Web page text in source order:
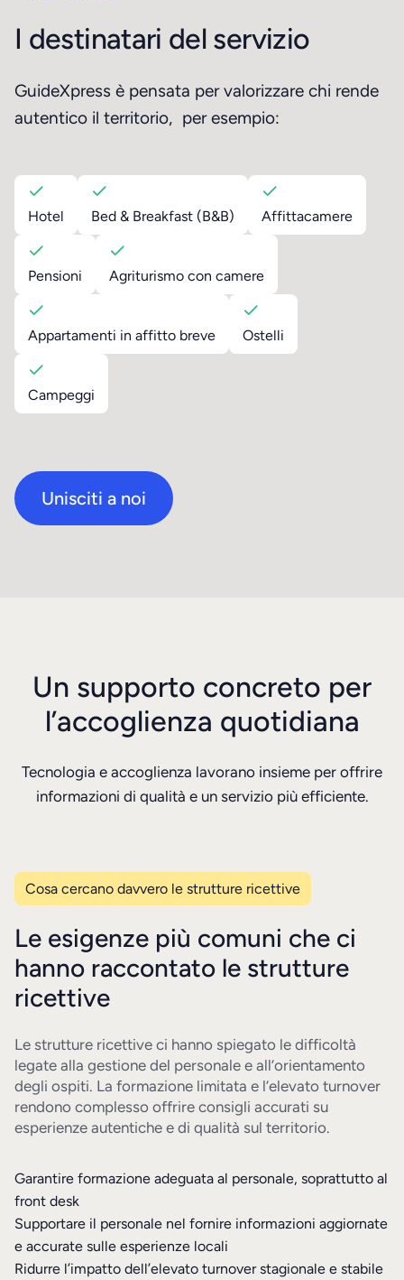
I destinatari del servizio
GuideXpress è pensata per valorizzare chi rende
autentico il territorio, per esempio:
Hotel Bed & Breakfast (B&B) Affittacamere
Pensioni Agriturismo con camere
Appartamenti in affitto breve Ostelli
Campeggi
Unisciti a noi
Un supporto concreto per
l’accoglienza quotidiana
Tecnologia e accoglienza lavorano insieme per offrire
informazioni di qualità e un servizio più efficiente.
Cosa cercano davvero le strutture ricettive
Le esigenze più comuni che ci
hanno raccontato le strutture
ricettive
Le strutture ricettive ci hanno spiegato le difficoltà
legate alla gestione del personale e all’orientamento
degli ospiti. La formazione limitata e l’elevato turnover
rendono complesso offrire consigli accurati su
esperienze autentiche e di qualità sul territorio.
Garantire formazione adeguata al personale, soprattutto al
front desk
Supportare il personale nel fornire informazioni aggiornate
e accurate sulle esperienze locali
Ridurre l’impatto dell’elevato turnover stagionale e stabile